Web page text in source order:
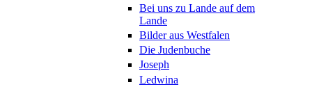
Bei uns zu Lande auf dem
Lande
Bilder aus Westfalen
Die Judenbuche
Joseph
Ledwina